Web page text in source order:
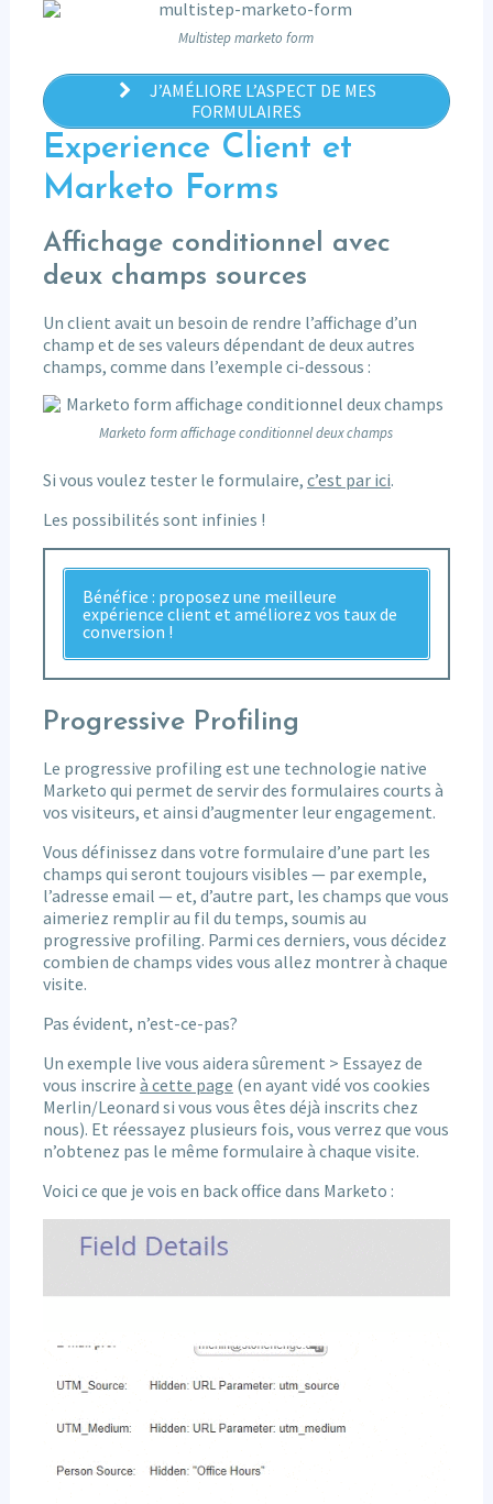
Multistep marketo form
J’AMÉLIORE L’ASPECT DE MES
FORMULAIRES
Experience Client et
Marketo Forms
Affichage conditionnel avec
deux champs sources
Un client avait un besoin de rendre l’affichage d’un
champ et de ses valeurs dépendant de deux autres
champs, comme dans l’exemple ci-dessous :
Marketo form affichage conditionnel deux champs
Si vous voulez tester le formulaire, c’est par ici.
Les possibilités sont infinies !
Bénéfice : proposez une meilleure
expérience client et améliorez vos taux de
conversion !
Progressive Profiling
Le progressive profiling est une technologie native
Marketo qui permet de servir des formulaires courts à
vos visiteurs, et ainsi d’augmenter leur engagement.
Vous définissez dans votre formulaire d’une part les
champs qui seront toujours visibles — par exemple,
l’adresse email — et, d’autre part, les champs que vous
aimeriez remplir au fil du temps, soumis au
progressive profiling. Parmi ces derniers, vous décidez
combien de champs vides vous allez montrer à chaque
visite.
Pas évident, n’est-ce-pas?
Un exemple live vous aidera sûrement > Essayez de
vous inscrire à cette page (en ayant vidé vos cookies
Merlin/Leonard si vous vous êtes déjà inscrits chez
nous). Et réessayez plusieurs fois, vous verrez que vous
n’obtenez pas le même formulaire à chaque visite.
Voici ce que je vois en back office dans Marketo :